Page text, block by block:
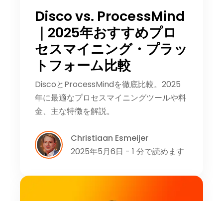
Disco vs. ProcessMind
｜2025年おすすめプロ
セスマイニング・プラッ
トフォーム比較
DiscoとProcessMindを徹底比較。2025
年に最適なプロセスマイニングツールや料
金、主な特徴を解説。
Christiaan Esmeijer
2025年5月6日 - 1 分で読めます